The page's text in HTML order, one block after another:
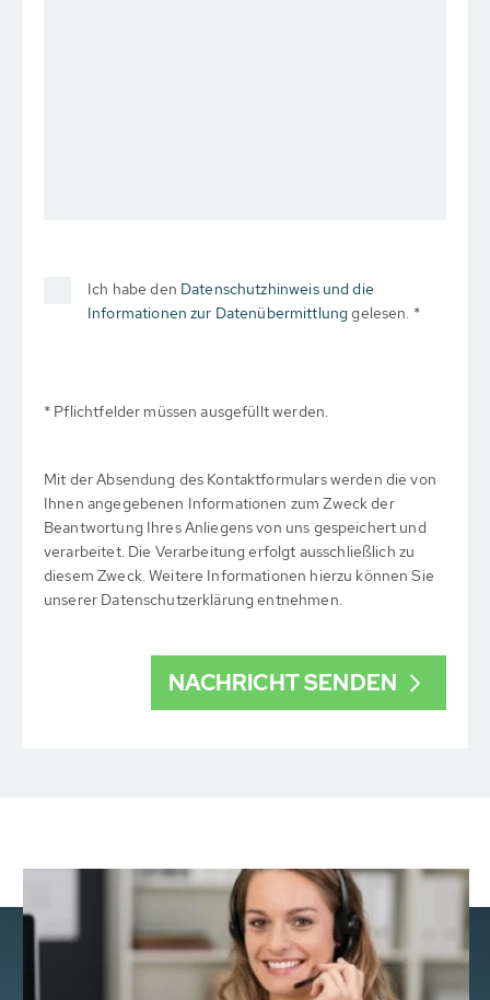
Ich habe den Datenschutzhinweis und die
Informationen zur Datenübermittlunggelesen. *
* Pflichtfelder müssen ausgefüllt werden.
Mit der Absendung des Kontaktformulars werden die von
Ihnen angegebenen Informationen zum Zweck der
Beantwortung Ihres Anliegens von uns gespeichert und
verarbeitet. Die Verarbeitung erfolgt ausschließlich zu
diesem Zweck. Weitere Informationen hierzu können Sie
unserer Datenschutzerklärung entnehmen.